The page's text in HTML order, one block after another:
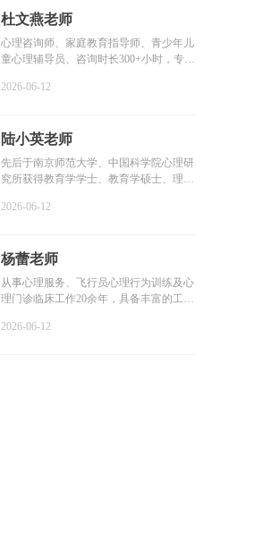
杜文燕老师
心理咨询师、家庭教育指导师、青少年儿
童心理辅导员、咨询时长300+小时，专业
2026-06-12
陆小英老师
先后于南京师范大学、中国科学院心理研
究所获得教育学学士、教育学硕士、理学
2026-06-12
杨蕾老师
从事心理服务、飞行员心理行为训练及心
理门诊临床工作20余年，具备丰富的工作
2026-06-12